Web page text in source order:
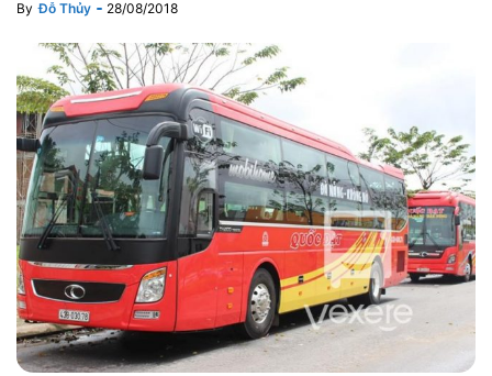
By Đỗ Thủy 28/08/2018